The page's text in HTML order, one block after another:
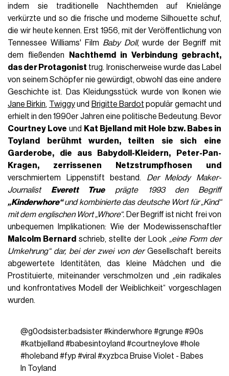
indem sie traditionelle Nachthemden auf Knielänge
verkürzte und so die frische und moderne Silhouette schuf,
die wir heute kennen. Erst 1956, mit der Veröffentlichung von
Tennessee Williams' Film Baby Doll, wurde der Begriff mit
dem fließenden
Nachthemd in Verbindung gebracht,
das der Protagonist trug. Ironischerweise wurde das Label
von seinem Schöpfer nie gewürdigt, obwohl das eine andere
Geschichte ist. Das Kleidungsstück wurde von Ikonen wie
Jane Birkin, Twiggyund Brigitte Bardot populär gemacht und
erhielt in den 1990er Jahren eine politische Bedeutung. Bevor
Courtney Love und Kat Bjelland mit Hole bzw. Babes in
Toyland
berühmt wurden, teilten sie sich eine
Garderobe, die aus
Babydoll-Kleidern, Peter-Pan-
Kragen, zerrissenen Netzstrumpfhosen und
verschmiertem Lippenstift bestand. Der Melody Maker-
Journalist
Everett Trueprägte 1993 den Begriff
„Kinderwhore“und kombinierte das deutsche Wort für„Kind“
mit dem englischen Wort „Whore“. Der Begriff ist nicht frei von
unbequemen Implikationen: Wie der Modewissenschaftler
Malcolm Bernard schrieb, stellte der Look „eine Form der
Umkehrung“ dar, bei der zwei von derGesellschaft bereits
abgewertete Identitäten, das kleine Mädchen und die
Prostituierte, miteinander verschmolzen und „ein radikales
und konfrontatives Modell der Weiblichkeit“ vorgeschlagen
wurden.
@g0odsister.badsister#kinderwhore #grunge #90s
#katbjelland #babesintoyland #courtneylove #hole
#holeband #fyp #viral #xyzbca Bruise Violet - Babes
In Toyland